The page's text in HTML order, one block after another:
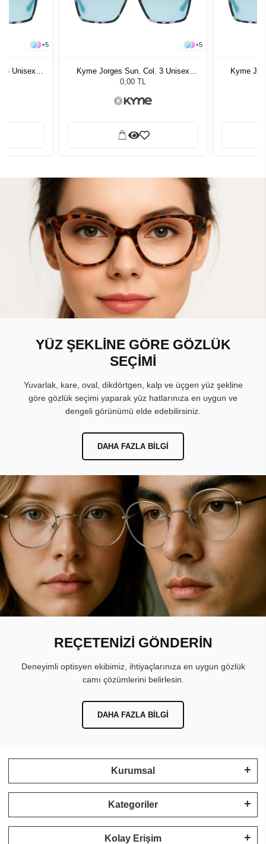
+5
3 Unisex
+5
Kyme Jorges Sun. Col. 3 Unisex
Güneş Gözlüğü
0,00 TL
Kyme
YÜZ ŞEKLİNE GÖRE GÖZLÜK
SEÇİMİ
Yuvarlak, kare, oval, dikdörtgen, kalp ve üçgen yüz şekline
göre gözlük seçimi yaparak yüz hatlarınıza en uygun ve
dengeli görünümü elde edebilirsiniz.
DAHA FAZLA BILGI
REÇETENİZİ GÖNDERİN
Deneyimli optisyen ekibimiz, ihtiyaçlarınıza en uygun gözlük
camı çözümlerini belirlesin.
DAHA FAZLA BILGI
Kurumsal
Kategoriler
Kolay Erişim